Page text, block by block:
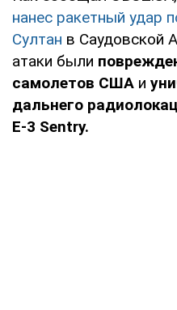
нанес ракетный удар
Султан в Саудовской
атаки были
самолетов США и
дальнего
E-3 Sentry.